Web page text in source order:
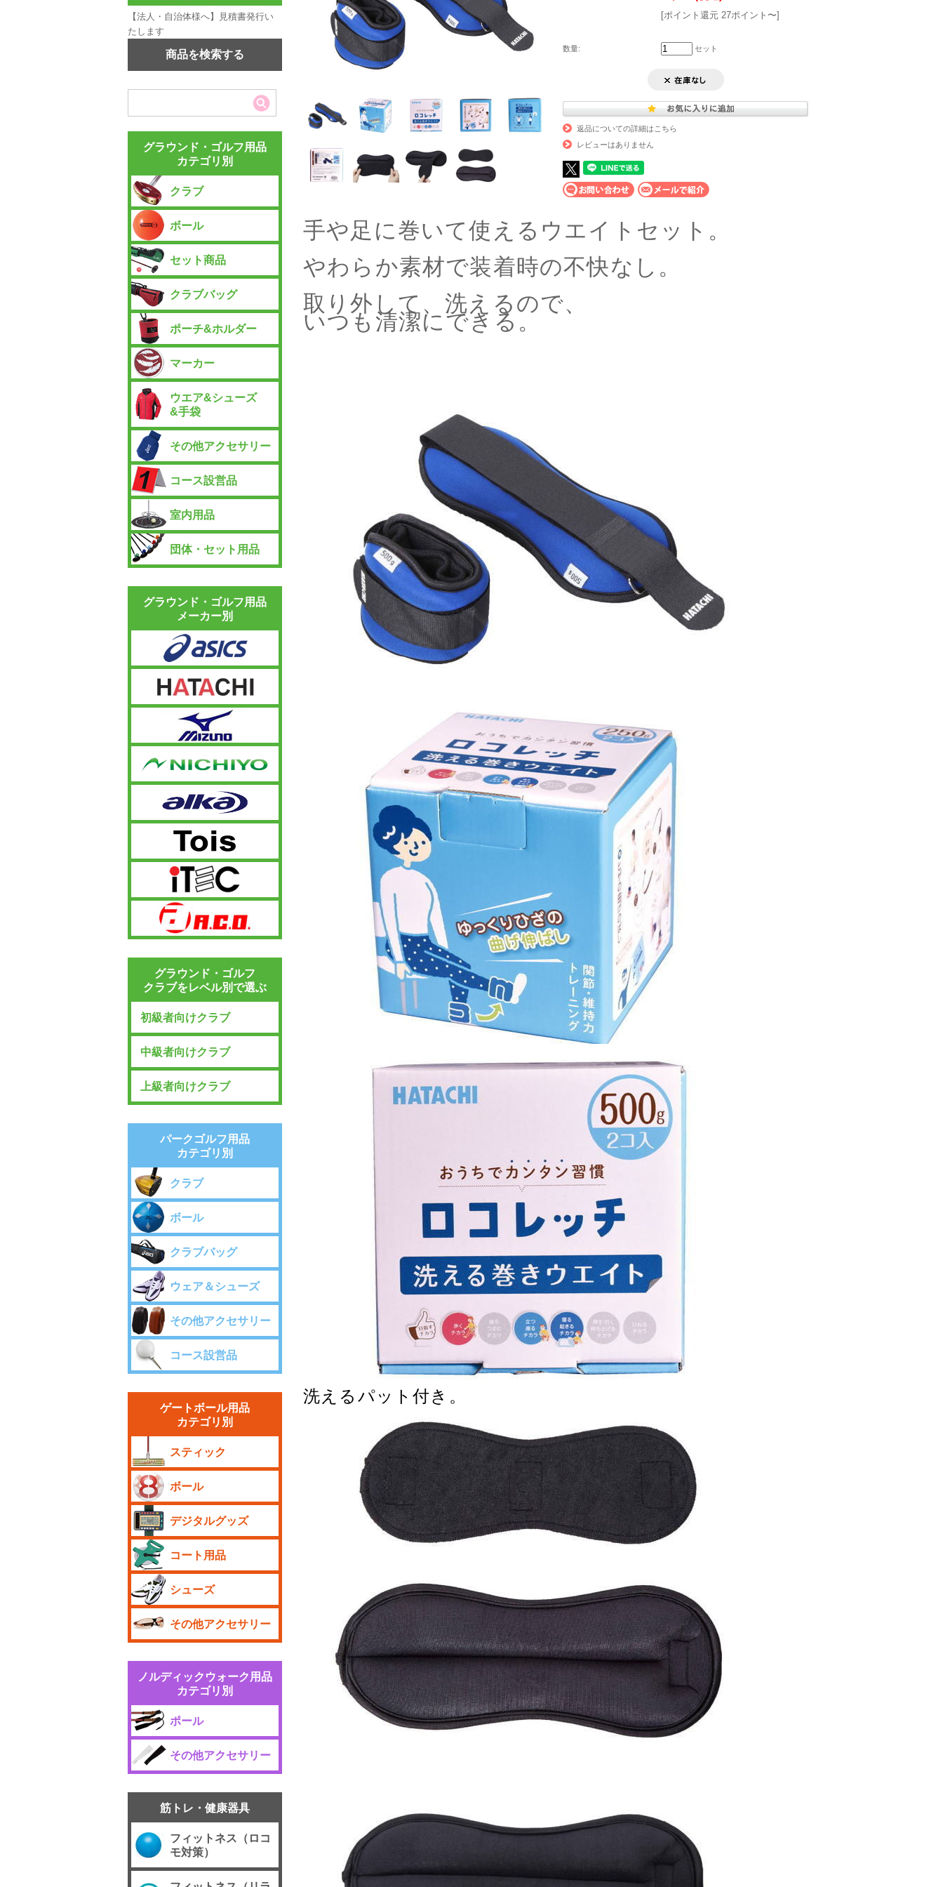
[ポイント還元 27ポイント〜]
数量: セット
返品についての詳細はこちら
レビューはありません
手や足に巻いて使えるウエイトセット。
やわらか素材で装着時の不快なし。
取り外して、洗えるので、
いつも清潔にできる。
洗えるパット付き。
【法人・自治体様へ】見積書発行い
たします
商品を検索する
グラウンド・ゴルフ用品
カテゴリ別
クラブ
ボール
セット商品
クラブバッグ
ポーチ&ホルダー
マーカー
ウエア&シューズ
&手袋
その他アクセサリー
コース設営品
室内用品
団体・セット用品
グラウンド・ゴルフ用品
メーカー別
グラウンド・ゴルフ
クラブをレベル別で選ぶ
初級者向けクラブ
中級者向けクラブ
上級者向けクラブ
パークゴルフ用品
カテゴリ別
クラブ
ボール
クラブバッグ
ウェア＆シューズ
その他アクセサリー
コース設営品
ゲートボール用品
カテゴリ別
スティック
ボール
デジタルグッズ
コート用品
シューズ
その他アクセサリー
ノルディックウォーク用品
カテゴリ別
ポール
その他アクセサリー
筋トレ・健康器具
フィットネス（ロコ
モ対策）